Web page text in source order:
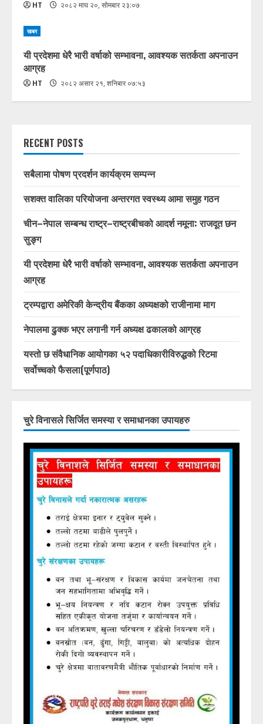
HT २०८२ माघ २०, सोमबार २३:०७
खबर
यी प्रदेशमा धेरै भारी वर्षाको सम्भावना, आवश्यक सतर्कता अपनाउन
आग्रह
HT २०८२ असार २१, शनिबार ०७:५३
RECENT POSTS
सबैलामा पोषण प्रदर्शन कार्यक्रम सम्पन्न
सशक्त वालिका परियोजना अन्तरगत स्वस्थ्य आमा समुह गठन
चीन–नेपाल सम्बन्ध राष्ट्र–राष्ट्रबीचको आदर्श नमूना: राजदूत छन
सुङ्ग
यी प्रदेशमा धेरै भारी वर्षाको सम्भावना, आवश्यक सतर्कता अपनाउन
आग्रह
ट्रम्पद्वारा अमेरिकी केन्द्रीय बैंकका अध्यक्षको राजीनामा माग
नेपालमा ढुक्क भएर लगानी गर्न अध्यक्ष ढकालको आग्रह
यस्तो छ संवैधानिक आयोगका ५२ पदाधिकारीविरुद्धको रिटमा
सर्वोच्चको फैसला(पूर्णपाठ)
चुरे विनासले सिर्जित समस्या र समाधानका उपायहरु